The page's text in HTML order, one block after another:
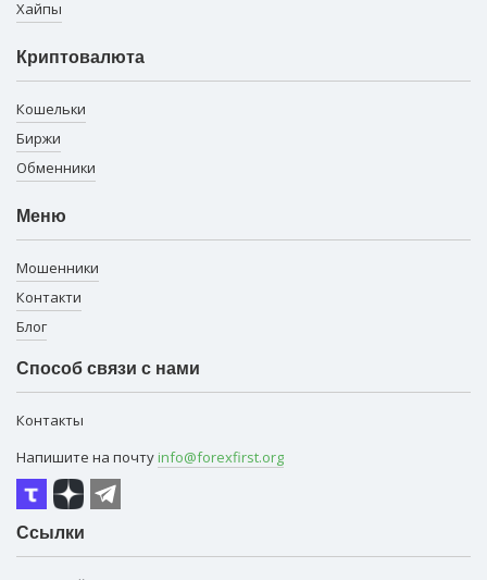
Хайпы
Криптовалюта
Кошельки
Биржи
Обменники
Меню
Мошенники
Контакти
Блог
Способ связи с нами
Контакты
Напишите на почту info@forexfirst.org
Ссылки